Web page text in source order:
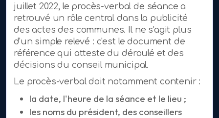
juillet 2022, le procès-verbal de séance a
retrouvé un rôle central dans la publicité
des actes des communes. Il ne s'agit plus
d'un simple relevé : c'est le document de
référence qui atteste du déroulé et des
décisions du conseil municipal.
Le procès-verbal doit notamment contenir :
la date, l'heure de la séance et le lieu ;
les noms du président, des conseillers